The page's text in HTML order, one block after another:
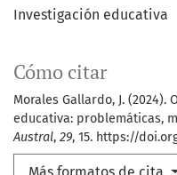
Investigación educativa
Cómo citar
Morales Gallardo, J.
educativa: problemáticas,
Austral, 29, 15. https://